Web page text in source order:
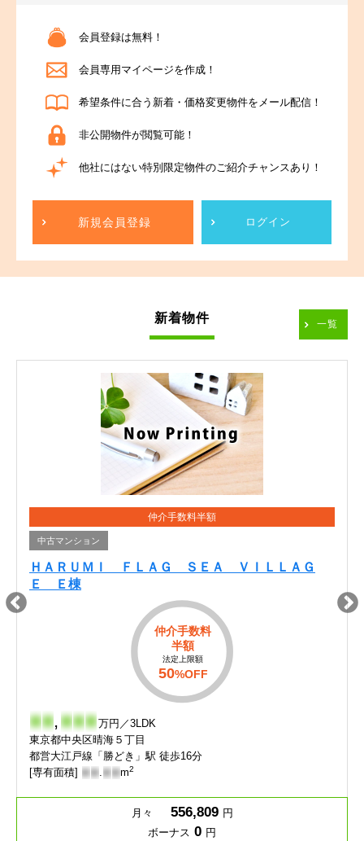
会員登録は無料！
会員専用マイページを作成！
希望条件に合う新着・価格変更物件をメール配信！
非公開物件が閲覧可能！
他社にはない特別限定物件のご紹介チャンスあり！
新規会員登録 ログイン
新着物件 一覧
仲介手数料半額
中古マンション
ＨＡＲＵＭＩ ＦＬＡＧ ＳＥＡ ＶＩＬＬＡＧ
Ｅ Ｅ棟
仲介手数料
半額
法定上限額
50%OFF
- - ,- - - 万円／3LDK
東京都中央区晴海５丁目
都営大江戸線「勝どき」駅 徒歩16分
[専有面積] - - .- - m2
月々 556,809 円
ボーナス 0 円